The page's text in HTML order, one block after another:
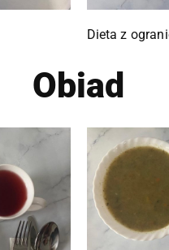
Dieta z
Obiad